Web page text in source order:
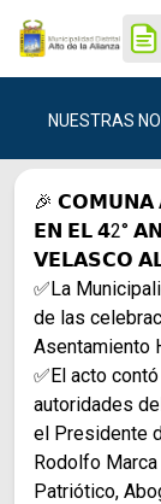
NUESTRAS
🎉 𝗖𝗢𝗠𝗨𝗡𝗔
𝗘𝗡 𝗘𝗟 𝟰2°
𝗩𝗘𝗟𝗔𝗦𝗖𝗢
✅La
de las
Asentamiento
✅El acto
autoridades
el Presidente
Rodolfo
Patriótico,